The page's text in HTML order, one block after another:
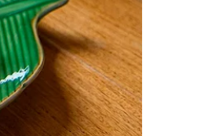
nossos cardápios em primeira mão.
SUBSCREVER